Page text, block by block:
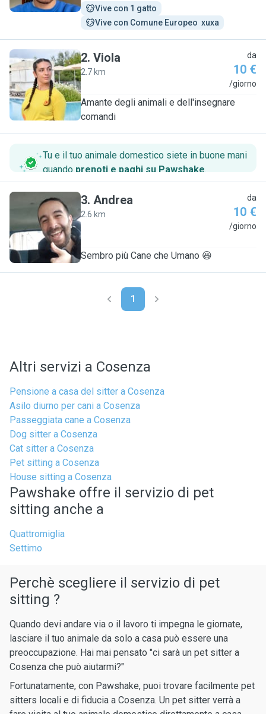
Vive con 1 gatto
Vive con Comune Europeo  xuxa
V
2. Viola
2.7 km
da
10 €
/giorno
Amante degli animali e dell'insegnare
comandi
Tu e il tuo animale domestico siete in buone mani
quando prenoti e paghi su Pawshake.
A
3. Andrea
2.6 km
da
10 €
/giorno
Sembro più Cane che Umano 😆
1
Altri servizi a Cosenza
Pensione a casa del sitter a Cosenza
Asilo diurno per cani a Cosenza
Passeggiata cane a Cosenza
Dog sitter a Cosenza
Cat sitter a Cosenza
Pet sitting a Cosenza
House sitting a Cosenza
Pawshake offre il servizio di pet
sitting anche a
Quattromiglia
Settimo
Perchè scegliere il servizio di pet
sitting ?
Quando devi andare via o il lavoro ti impegna le giornate,
lasciare il tuo animale da solo a casa può essere una
preoccupazione. Hai mai pensato "ci sarà un pet sitter a
Cosenza che può aiutarmi?"
Fortunatamente, con Pawshake, puoi trovare facilmente pet
sitters locali e di fiducia a Cosenza. Un pet sitter verrà a